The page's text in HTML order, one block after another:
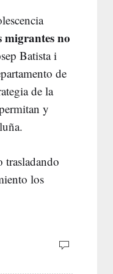
migrantes no
Batista i
de
de la
y
trasladando
los